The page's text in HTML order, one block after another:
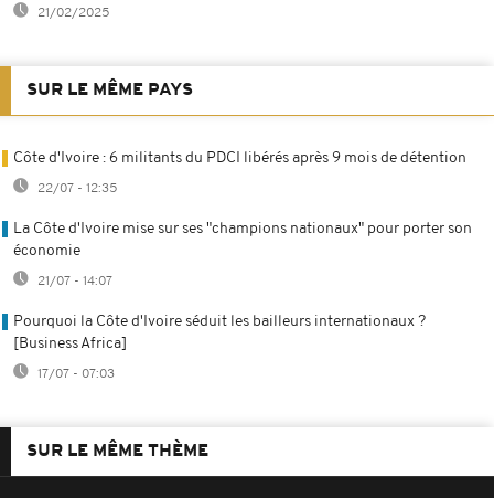
21/02/2025
SUR LE MÊME PAYS
Côte d'Ivoire : 6 militants du PDCI libérés après 9 mois de détention
22/07 - 12:35
La Côte d'Ivoire mise sur ses "champions nationaux" pour porter son
économie
21/07 - 14:07
Pourquoi la Côte d'Ivoire séduit les bailleurs internationaux ?
[Business Africa]
17/07 - 07:03
SUR LE MÊME THÈME